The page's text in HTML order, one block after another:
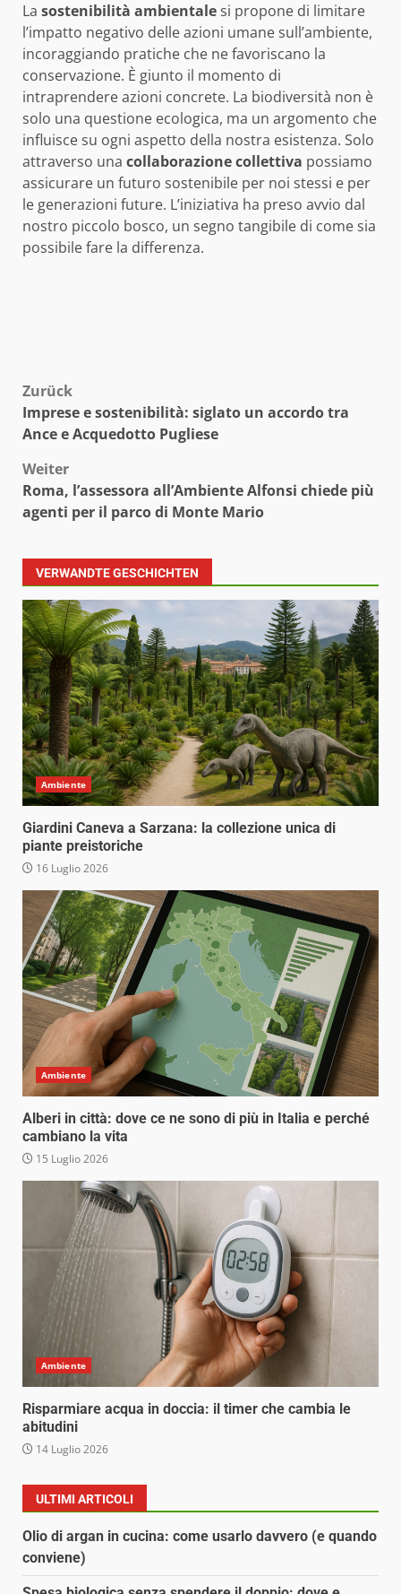
La sostenibilità ambientalesi propone di limitare
l’impatto negativo delle azioni umane sull’ambiente,
incoraggiando pratiche che ne favoriscano la
conservazione. È giunto il momento di
intraprendere azioni concrete. La biodiversità non è
solo una questione ecologica, ma un argomento che
influisce su ogni aspetto della nostra esistenza. Solo
attraverso una collaborazione collettiva possiamo
assicurare un futuro sostenibile per noi stessi e per
le generazioni future. L’iniziativa ha preso avvio dal
nostro piccolo bosco, un segno tangibile di come sia
possibile fare la differenza.
Beitragsnavigation
Zurück
Imprese e sostenibilità: siglato un accordo tra
Ance e Acquedotto Pugliese
Weiter
Roma, l’assessora all’Ambiente Alfonsi chiede più
agenti per il parco di Monte Mario
VERWANDTE GESCHICHTEN
Ambiente
Giardini Caneva a Sarzana: la collezione unica di
piante preistoriche
16 Luglio 2026
Ambiente
Alberi in città: dove ce ne sono di più in Italia e perché
cambiano la vita
15 Luglio 2026
Ambiente
Risparmiare acqua in doccia: il timer che cambia le
abitudini
14 Luglio 2026
ULTIMI ARTICOLI
Olio di argan in cucina: come usarlo davvero (e quando
conviene)